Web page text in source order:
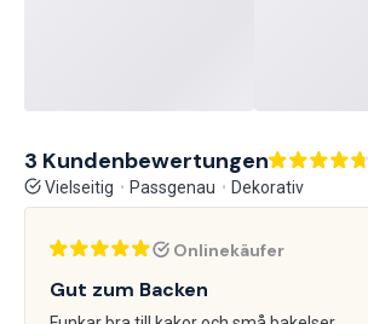
3 Kundenbewertungen
Vielseitig
Passgenau Dekorativ
Onlinekäufer
Gut zum Backen